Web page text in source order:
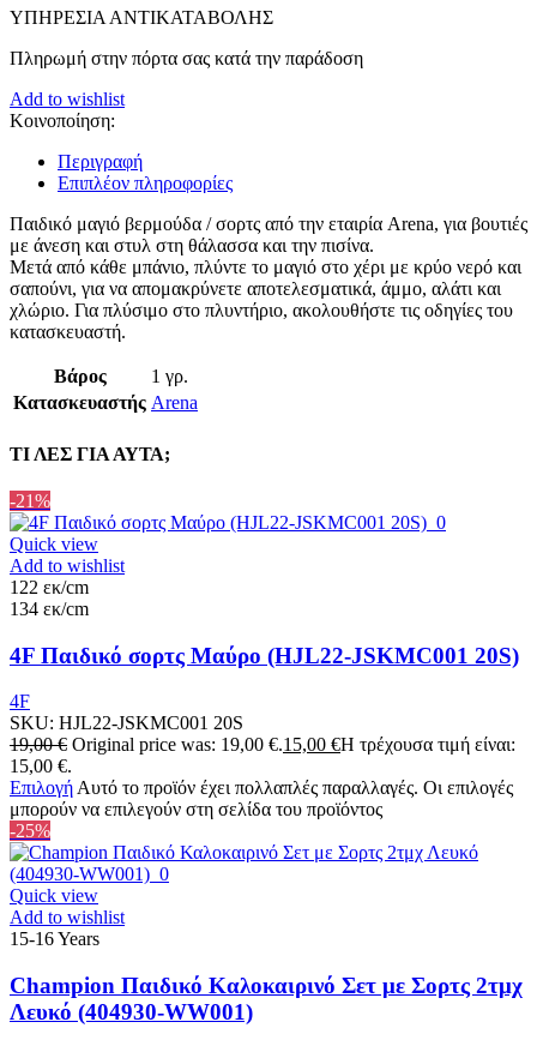
ΥΠΗΡΕΣΙΑ ΑΝΤΙΚΑΤΑΒΟΛΗΣ
Πληρωμή στην πόρτα σας κατά την παράδοση
Add to wishlist
Κοινοποίηση:
Περιγραφή
Επιπλέον πληροφορίες
Παιδικό μαγιό βερμούδα / σορτς από την εταιρία Arena, για βουτιές
με άνεση και στυλ στη θάλασσα και την πισίνα.
Μετά από κάθε μπάνιο, πλύντε το μαγιό στο χέρι με κρύο νερό και
σαπούνι, για να απομακρύνετε αποτελεσματικά, άμμο, αλάτι και
χλώριο. Για πλύσιμο στο πλυντήριο, ακολουθήστε τις οδηγίες του
κατασκευαστή.
Βάρος
1 γρ.
Κατασκευαστής Arena
ΤΙ ΛΕΣ ΓΙΑ ΑΥΤΑ;
-21%
Quick view
Add to wishlist
122 εκ/cm
134 εκ/cm
4F Παιδικό σορτς Μαύρο (HJL22-JSKMC001 20S)
4F
SKU: HJL22-JSKMC001 20S
19,00€ Original price was: 19,00 €.15,00 €Η τρέχουσα τιμή είναι:
15,00 €.
Επιλογή Αυτό το προϊόν έχει πολλαπλές παραλλαγές. Οι επιλογές
μπορούν να επιλεγούν στη σελίδα του προϊόντος
-25%
Quick view
Add to wishlist
15-16 Years
Champion Παιδικό Καλοκαιρινό Σετ με Σορτς 2τμχ
Λευκό (404930-WW001)